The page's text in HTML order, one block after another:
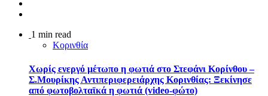
1 min read
Κορινθία
Χωρίς ενεργό μέτωπο η φωτιά στο Στεφάνι Κορίνθου –
Σ.Μουρίκης Αντιπεριφερειάρχης Κορινθίας: Ξεκίνησε
από φωτοβολταϊκά η φωτιά (video-φώτο)